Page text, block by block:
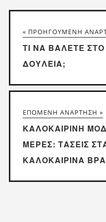
« ΠΡΟΗΓΟΎΜΕΝΗ
ΤΙ ΝΑ ΒΆΛΕΤΕ
ΔΟΥΛΕΙΆ;
ΕΠΌΜΕΝΗ ΑΝΆΡΤΗΣΗ »
ΚΑΛΟΚΑΙΡΙΝΉ
ΜΈΡΕΣ: ΤΆΣΕΙΣ
ΚΑΛΟΚΑΙΡΙΝΆ